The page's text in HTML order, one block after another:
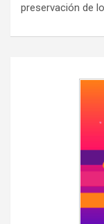
preservación de